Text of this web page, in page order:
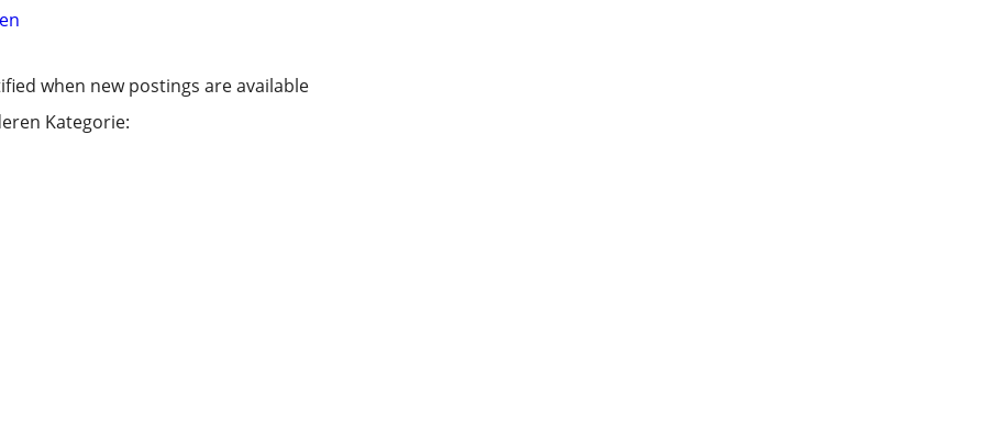
when new postings are available
Kategorie: